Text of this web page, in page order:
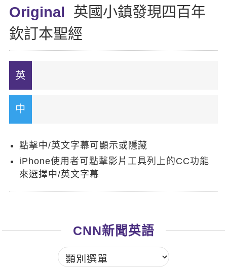
基礎字彙
情境閱讀
英文文法技巧
Let's Talk
西班牙語
外語即時通
企業訓練
點讀筆教材
Original
英國小鎮發現四百年
欽訂本聖經
點擊中/英文字幕可顯示或隱藏
iPhone使用者可點擊影片工具列上的CC功能
來選擇中/英文字幕
CNN新聞英語